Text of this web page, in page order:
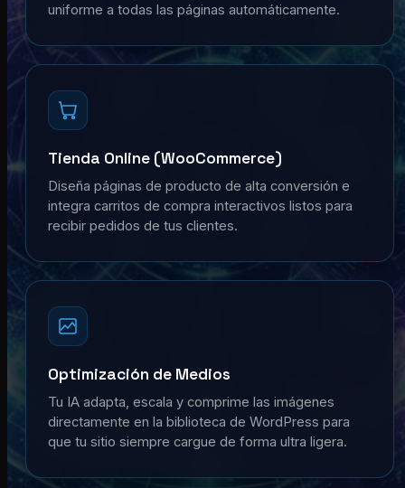
uniforme a todas las páginas automáticamente.
Tienda Online (WooCommerce)
Diseña páginas de producto de alta conversión e
integra carritos de compra interactivos listos para
recibir pedidos de tus clientes.
Optimización de Medios
Tu IA adapta, escala y comprime las imágenes
directamente en la biblioteca de WordPress para
que tu sitio siempre cargue de forma ultra ligera.